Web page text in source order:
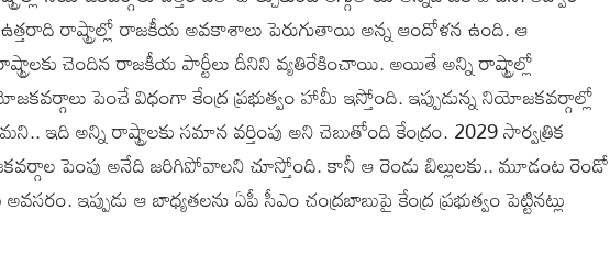
ఉత్తరాది రాష్ట్రాల్లో రాజకీయ అవకాశాలు పెరుగుతాయి అన్న ఆందోళన ఉంది. ఆ
చెందిన రాజకీయ పార్టీలు దీనిని వ్యతిరేకించాయి. అయితే అన్ని రాష్ట్రాల్లో
పెంచే విధంగా కేంద్ర ప్రభుత్వం హామీ ఇస్తోంది. ఇప్పుడున్న నియోజకవర్గాల్లో
ఇది అన్ని రాష్ట్రాలకు సమాన వర్తింపు అని చెబుతోంది కేంద్రం. 2029 సార్వత్రిక
పెంపు అనేది జరిగిపోవాలని చూస్తోంది. కానీ ఆ రెండు బిల్లులకు.. మూడంట రెండో
ఇప్పుడు ఆ బాధ్యతలను ఏపీ సీఎం చంద్రబాబుపై కేంద్ర ప్రభుత్వం పెట్టినట్లు